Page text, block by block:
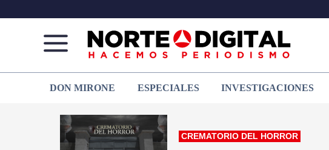
de
Juárez
que
hacemos periodismo
DON MIRONE ESPECIALES INVESTIGACIONES
CREMATORIO DEL HORROR